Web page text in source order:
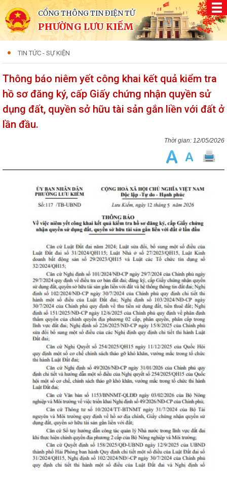
CỔNG THÔNG TIN ĐIỆN TỬ
PHƯỜNG LƯU KIẾM
TIN TỨC - SỰ KIỆN
Thông báo niêm yết công khai kết quả kiểm tra
hồ sơ đăng ký, cấp Giấy chứng nhận quyền sử
dụng đất, quyền sở hữu tài sản gắn liền với đất ở
lần đầu.
12/05/2026